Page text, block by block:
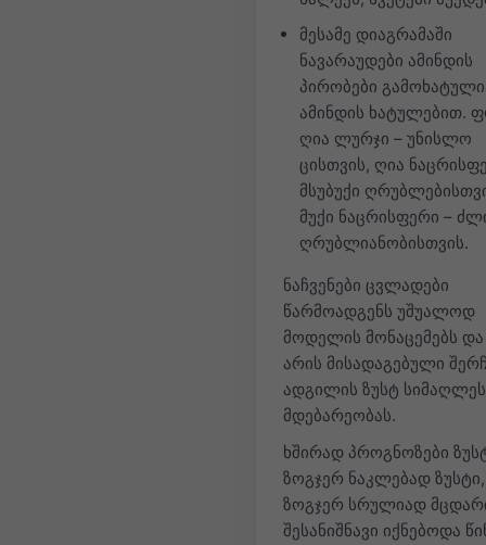
მესამე დიაგრამაში
ნავარაუდები ამინდის
პირობები
ამინდის ხატულებით.
ღია ლურჯი – უნისლო
ცისთვის, ღია
მსუბუქი
მუქი ნაცრისფერი –
ღრუბლიანობისთვის.
ნაჩვენები ცვლადები
წარმოადგენს უშუალოდ
მოდელის მონაცემებს
არის მისადაგებული
ადგილის ზუსტ
მდებარეობას.
ხშირად პროგნოზები
ზოგჯერ ნაკლებად
ზოგჯერ სრულიად
შესანიშნავი იქნებოდა